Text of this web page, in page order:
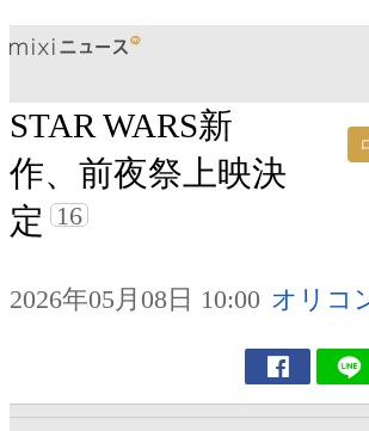
STAR WARS新
作、前夜祭上映決
定 16
2026年05月08日 10:00 オリコ